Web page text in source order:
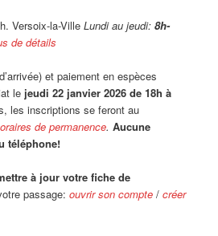
Versoix-la-VilleLundi au jeudi: 8h-
de détails
et paiement en espèces
le jeudi 22 janvier 2026 de 18h à
les inscriptions se feront au
de permanence.Aucune
téléphone!
à jour votre fiche de
passage:ouvrir son compte /créer